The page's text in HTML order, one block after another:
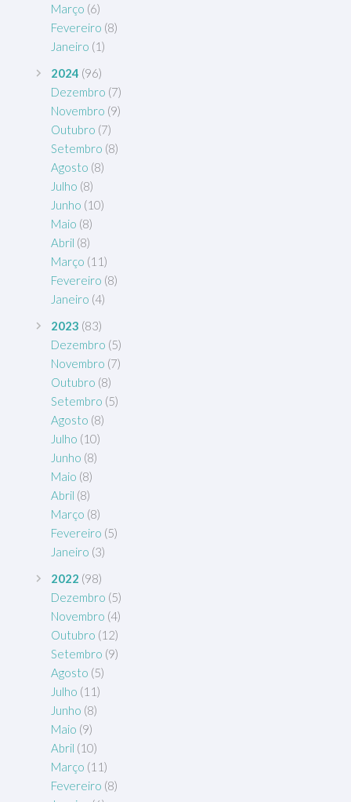
Março (6)
Fevereiro (8)
Janeiro (1)
2024 (96)
Dezembro (7)
Novembro (9)
Outubro (7)
Setembro (8)
Agosto (8)
Julho (8)
Junho (10)
Maio (8)
Abril (8)
Março (11)
Fevereiro (8)
Janeiro (4)
2023 (83)
Dezembro (5)
Novembro (7)
Outubro (8)
Setembro (5)
Agosto (8)
Julho (10)
Junho (8)
Maio (8)
Abril (8)
Março (8)
Fevereiro (5)
Janeiro (3)
2022 (98)
Dezembro (5)
Novembro (4)
Outubro (12)
Setembro (9)
Agosto (5)
Julho (11)
Junho (8)
Maio (9)
Abril (10)
Março (11)
Fevereiro (8)